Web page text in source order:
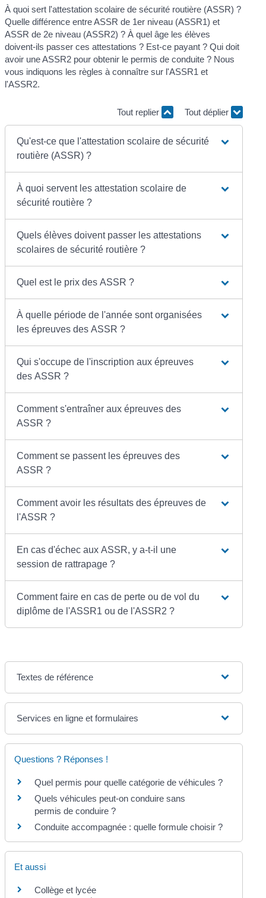
À quoi sert l'attestation scolaire de sécurité routière (ASSR) ?
Quelle différence entre ASSR de 1er niveau (ASSR1) et
ASSR de 2e niveau (ASSR2) ? À quel âge les élèves
doivent-ils passer ces attestations ? Est-ce payant ? Qui doit
avoir une ASSR2 pour obtenir le permis de conduite ? Nous
vous indiquons les règles à connaître sur l'ASSR1 et
l'ASSR2.
Tout replier Tout déplier
Qu'est-ce que l'attestation scolaire de sécurité
routière (ASSR) ?
À quoi servent les attestation scolaire de
sécurité routière ?
Quels élèves doivent passer les attestations
scolaires de sécurité routière ?
Quel est le prix des ASSR ?
À quelle période de l'année sont organisées
les épreuves des ASSR ?
Qui s'occupe de l'inscription aux épreuves
des ASSR ?
Comment s'entraîner aux épreuves des
ASSR ?
Comment se passent les épreuves des
ASSR ?
Comment avoir les résultats des épreuves de
l'ASSR ?
En cas d'échec aux ASSR, y a-t-il une
session de rattrapage ?
Comment faire en cas de perte ou de vol du
diplôme de l'ASSR1 ou de l'ASSR2 ?
Textes de référence
Services en ligne et formulaires
Questions ? Réponses !
Quel permis pour quelle catégorie de véhicules ?
Quels véhicules peut-on conduire sans
permis de conduire ?
Conduite accompagnée : quelle formule choisir ?
Et aussi
Collège et lycée